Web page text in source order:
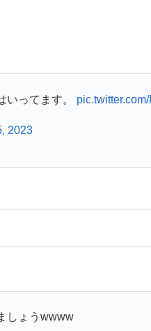
いってます。
2023
しょうwwww